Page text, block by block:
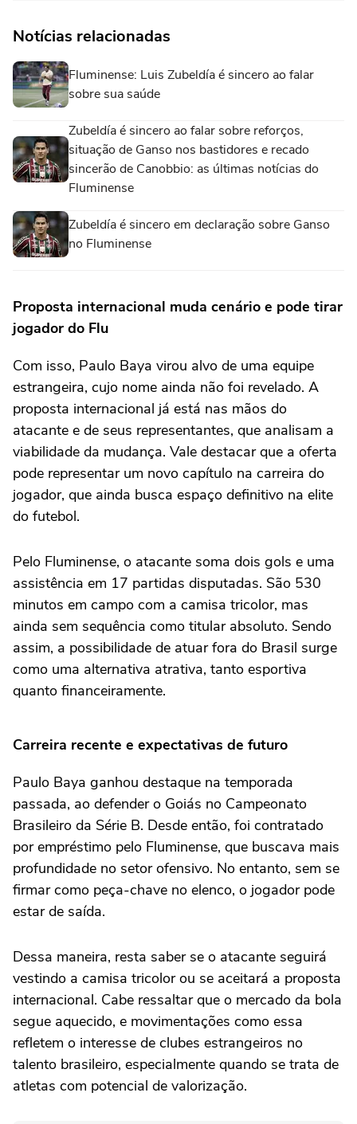
Notícias relacionadas
Fluminense: Luis Zubeldía é sincero ao falar
sobre sua saúde
Zubeldía é sincero ao falar sobre reforços,
situação de Ganso nos bastidores e recado
sincerão de Canobbio: as últimas notícias do
Fluminense
Zubeldía é sincero em declaração sobre Ganso
no Fluminense
Proposta internacional muda cenário e pode tirar
jogador do Flu
Com isso, Paulo Baya virou alvo de uma equipe
estrangeira, cujo nome ainda não foi revelado. A
proposta internacional já está nas mãos do
atacante e de seus representantes, que analisam a
viabilidade da mudança. Vale destacar que a oferta
pode representar um novo capítulo na carreira do
jogador, que ainda busca espaço definitivo na elite
do futebol.
Pelo Fluminense, o atacante soma dois gols e uma
assistência em 17 partidas disputadas. São 530
minutos em campo com a camisa tricolor, mas
ainda sem sequência como titular absoluto. Sendo
assim, a possibilidade de atuar fora do Brasil surge
como uma alternativa atrativa, tanto esportiva
quanto financeiramente.
Carreira recente e expectativas de futuro
Paulo Baya ganhou destaque na temporada
passada, ao defender o Goiás no Campeonato
Brasileiro da Série B. Desde então, foi contratado
por empréstimo pelo Fluminense, que buscava mais
profundidade no setor ofensivo. No entanto, sem se
firmar como peça-chave no elenco, o jogador pode
estar de saída.
Dessa maneira, resta saber se o atacante seguirá
vestindo a camisa tricolor ou se aceitará a proposta
internacional. Cabe ressaltar que o mercado da bola
segue aquecido, e movimentações como essa
refletem o interesse de clubes estrangeiros no
talento brasileiro, especialmente quando se trata de
atletas com potencial de valorização.